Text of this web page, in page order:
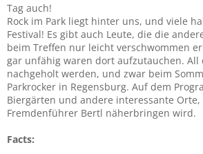
Tag auch!
Rock im Park liegt hinter uns, und viele
Festival! Es gibt auch Leute, die die
beim Treffen nur leicht verschwommen
gar unfähig waren dort aufzutauchen. All
nachgeholt werden, und zwar beim
Parkrocker in Regensburg. Auf dem
Biergärten und andere interessante Orte,
Fremdenführer Bertl näherbringen wird.
Facts: